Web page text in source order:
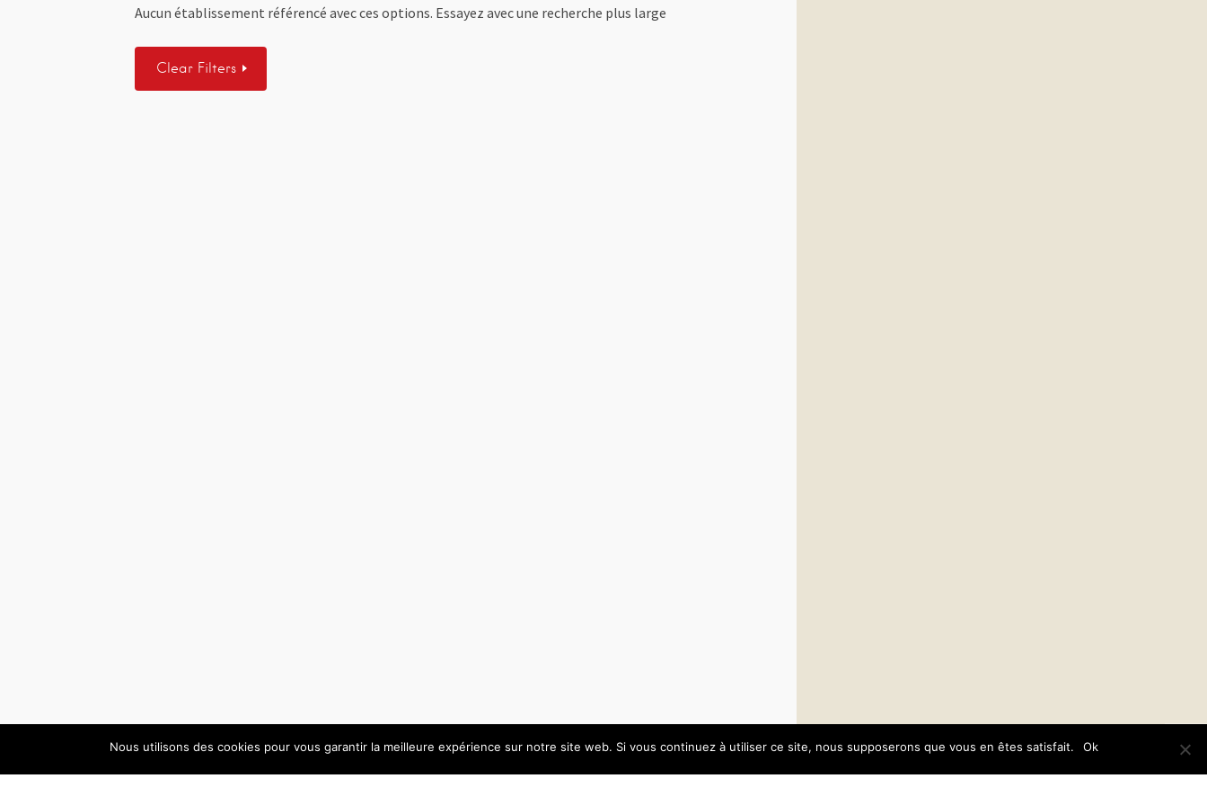
Aucun établissement référencé avec ces options. Essayez avec une recherche plus large
Clear Filters
Nous utilisons des cookies pour vous garantir la meilleure expérience sur notre site web. Si vous continuez à utiliser ce site, nous supposerons que vous en êtes satisfait. Ok